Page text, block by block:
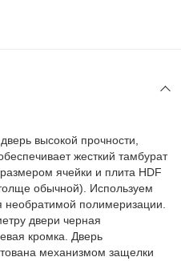
высокой прочности,
жесткий тамбурат
ячейки и плита HDF
обычной). Используем
необратимой полимеризации.
двери черная
кромка. Дверь
механизмом защелки